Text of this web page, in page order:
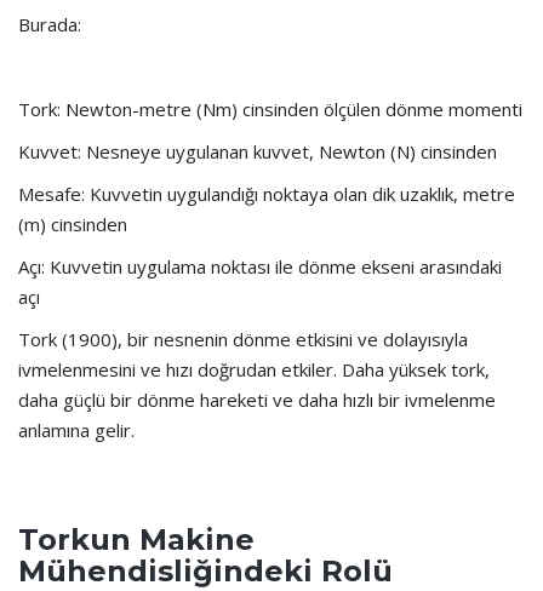
Burada:
Tork: Newton-metre (Nm) cinsinden ölçülen dönme momenti
Kuvvet: Nesneye uygulanan kuvvet, Newton (N) cinsinden
Mesafe: Kuvvetin uygulandığı noktaya olan dik uzaklık, metre
(m) cinsinden
Açı: Kuvvetin uygulama noktası ile dönme ekseni arasındaki
açı
Tork (1900), bir nesnenin dönme etkisini ve dolayısıyla
ivmelenmesini ve hızı doğrudan etkiler. Daha yüksek tork,
daha güçlü bir dönme hareketi ve daha hızlı bir ivmelenme
anlamına gelir.
Torkun Makine
Mühendisliğindeki Rolü